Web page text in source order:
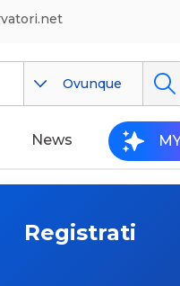
Ovunque
News
Registrati